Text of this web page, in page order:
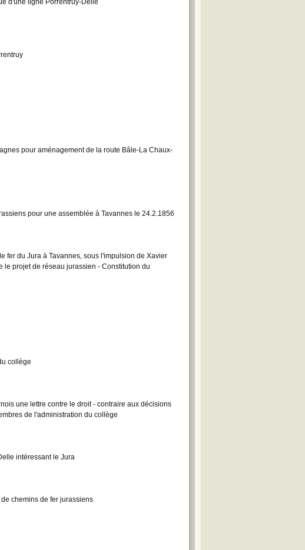
pour aménagement de la route Bâle-La Chaux-
pour une assemblée à Tavannes le 24.2.1856
fer du Jura à Tavannes, sous l'impulsion de Xavier
le projet de réseau jurassien - Constitution du
collège
une lettre contre le droit - contraire aux décisions
de l'administration du collège
intéressant le Jura
chemins de fer jurassiens